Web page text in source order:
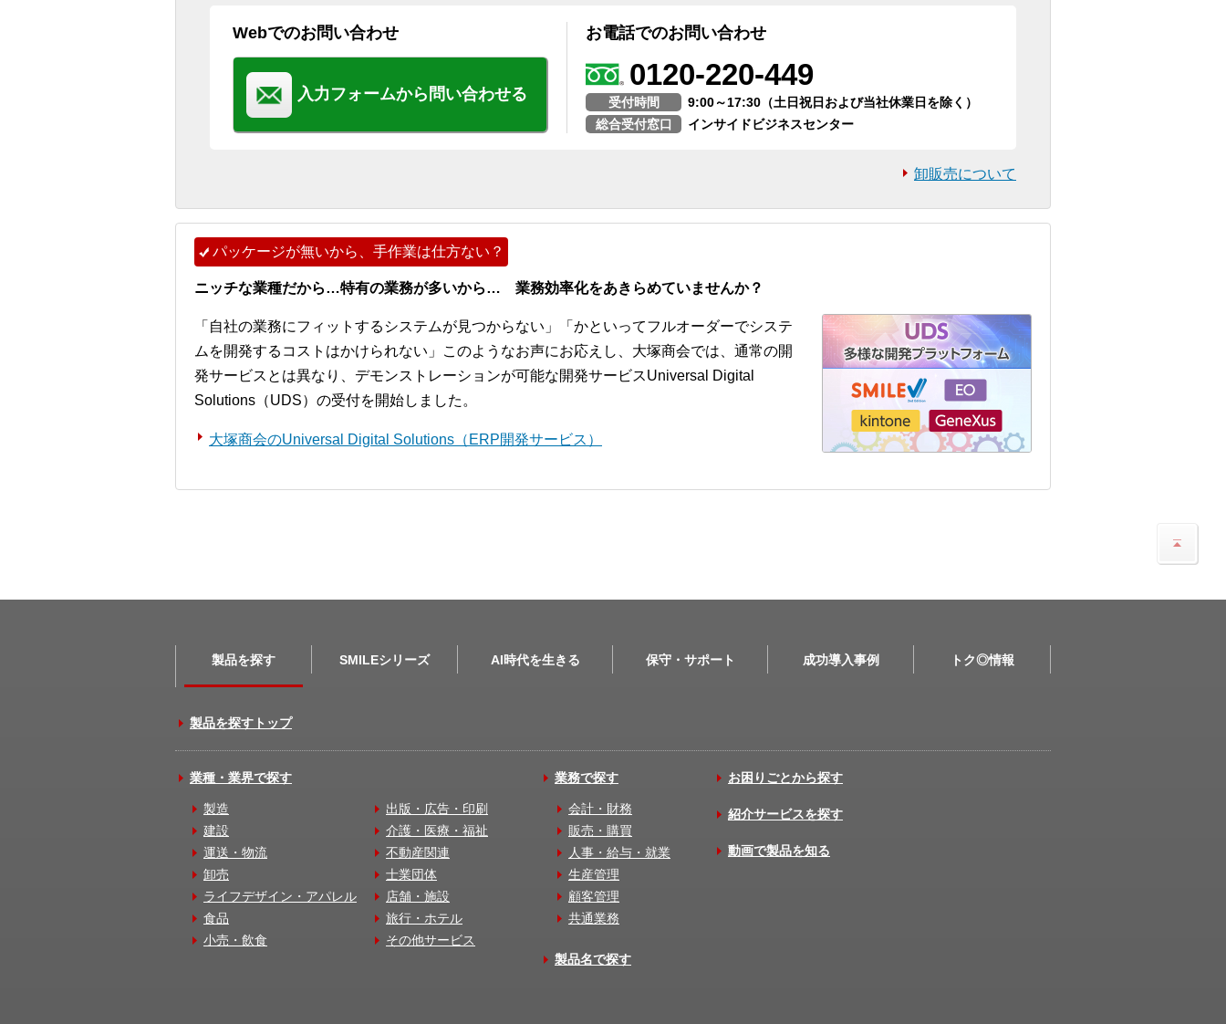
Webでのお問い合わせ
入力フォームから問い合わせる
お電話でのお問い合わせ
0120-220-449
受付時間
9:00～17:30（土日祝日および当社休業日を除く）
総合受付窓口
インサイドビジネスセンター
卸販売について
パッケージが無いから、手作業は仕方ない？
ニッチな業種だから…特有の業務が多いから… 業務効率化をあきらめていませんか？
「自社の業務にフィットするシステムが見つからない」「かといってフルオーダーでシステ
ムを開発するコストはかけられない」このようなお声にお応えし、大塚商会では、通常の開
発サービスとは異なり、デモンストレーションが可能な開発サービスUniversal Digital
Solutions（UDS）の受付を開始しました。
大塚商会のUniversal Digital Solutions（ERP開発サービス）
製品を探す SMILEシリーズ AI時代を生きる 保守・サポート 成功導入事例 トク◎情報
製品を探すトップ
業種・業界で探す
製造
建設
運送・物流
卸売
ライフデザイン・アパレル
食品
小売・飲食
出版・広告・印刷
介護・医療・福祉
不動産関連
士業団体
店舗・施設
旅行・ホテル
その他サービス
業務で探す
会計・財務
販売・購買
人事・給与・就業
生産管理
顧客管理
共通業務
製品名で探す
お困りごとから探す
紹介サービスを探す
動画で製品を知る